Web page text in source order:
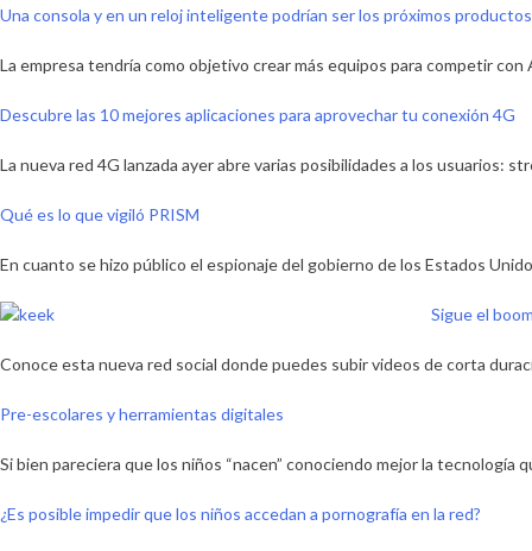
Una consola y en un reloj inteligente podrían ser los próximos
La empresa tendría como objetivo crear más equipos para competir
Descubre las 10 mejores aplicaciones para aprovechar tu conexión 4G
La nueva red 4G lanzada ayer abre varias posibilidades a los usuarios:
Qué es lo que vigiló PRISM
En cuanto se hizo público el espionaje del gobierno de los Estados
Sigue el
Conoce esta nueva red social donde puedes subir videos de corta
Pre-escolares y herramientas digitales
Si bien pareciera que los niños “nacen” conociendo mejor la
¿Es posible impedir que los niños accedan a pornografía en la red?